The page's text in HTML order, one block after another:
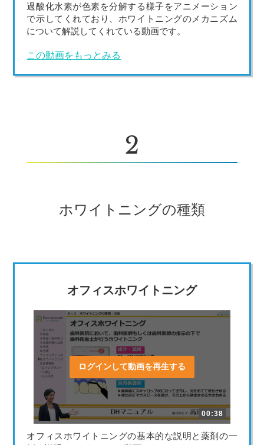
過酸化水素が色素を分解する様子をアニメーション
で示してくれており、ホワイトニングのメカニズム
について解説してくれている動画です。
この動画をもっとみる
2
ホワイトニングの種類
オフィスホワイトニング
ログインして動画を再生する
00:38
オフィスホワイトニングの基本的な説明と薬剤の一